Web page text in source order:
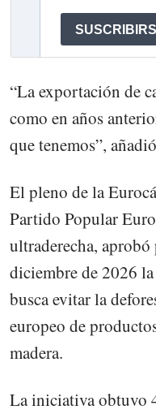
“La exportación de
como en años
que tenemos”,
El pleno de la
Partido Popular
ultraderecha,
diciembre de 2026
busca evitar la
europeo de
madera.
La iniciativa obtuvo